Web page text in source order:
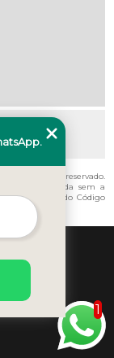
" é de direito reservado.
links, é proibida sem a
– artigo 184 do Código
1